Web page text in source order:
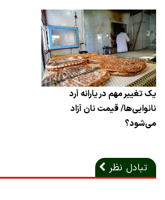
یک تغییر مهم در یارانه آرد
نانوایی‌ها/ قیمت نان آزاد
می‌شود؟
تبادل نظر